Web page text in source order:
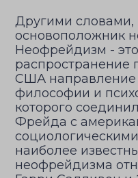
Другими
основоположник
Неофрейдизм -
распространение
США направление
философии и
которого
Фрейда с
наиболее
неофрейдизма